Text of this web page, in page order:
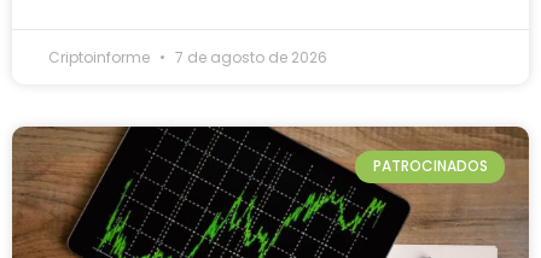
Criptoinforme 7 de agosto de 2026
PATROCINADOS